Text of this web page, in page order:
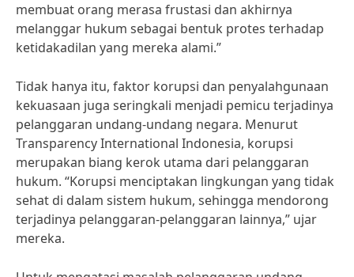
membuat orang merasa frustasi dan akhirnya
melanggar hukum sebagai bentuk protes terhadap
ketidakadilan yang mereka alami.”
Tidak hanya itu, faktor korupsi dan penyalahgunaan
kekuasaan juga seringkali menjadi pemicu terjadinya
pelanggaran undang-undang negara. Menurut
Transparency International Indonesia, korupsi
merupakan biang kerok utama dari pelanggaran
hukum. “Korupsi menciptakan lingkungan yang tidak
sehat di dalam sistem hukum, sehingga mendorong
terjadinya pelanggaran-pelanggaran lainnya,” ujar
mereka.